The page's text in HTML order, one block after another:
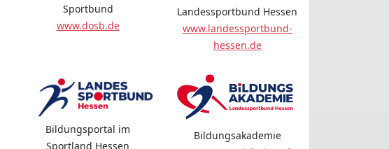
Sportbund
www.dosb.de
Landessportbund Hessen
www.landessportbund-
hessen.de
Bildungsportal im
Sportland Hessen
Bildungsakademie